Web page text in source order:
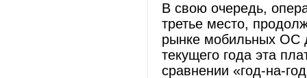
В свою очередь,
третье место,
рынке мобильных ОС
текущего года эта
сравнении «год-на-